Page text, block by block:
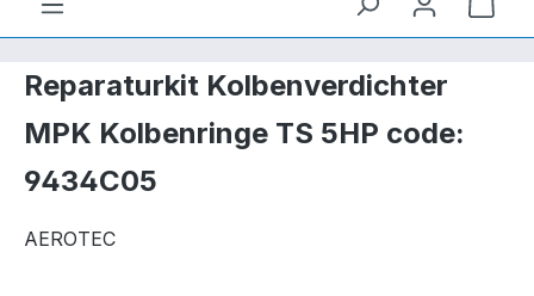
Reparaturkit Kolbenverdichter
MPK Kolbenringe TS 5HP code:
9434C05
AEROTEC